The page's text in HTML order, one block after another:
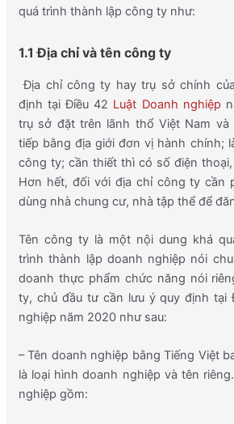
quá trình thành lập công ty như:
1.1 Địa chỉ và tên công ty
Địa chỉ công ty hay trụ sở chính
định tại Điều 42 Luật Doanh nghiệp
trụ sở đặt trên lãnh thổ Việt Nam
tiếp bằng địa giới đơn vị hành chính;
công ty; cần thiết thì có số điện
Hơn hết, đối với địa chỉ công ty cần
dùng nhà chung cư, nhà tập thể để
Tên công ty là một nội dung khá
trình thành lập doanh nghiệp nói
doanh thực phẩm chức năng nói
ty, chủ đầu tư cần lưu ý quy định tại
nghiệp năm 2020 như sau:
– Tên doanh nghiệp bằng Tiếng Việt
là loại hình doanh nghiệp và tên
nghiệp gồm: